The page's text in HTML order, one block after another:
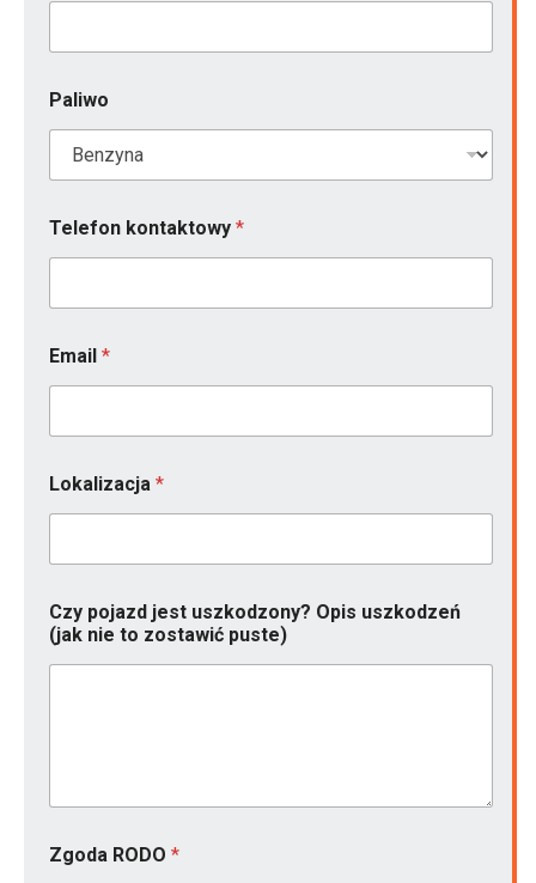
Paliwo
Telefon kontaktowy *
Email *
Lokalizacja *
p
r
o
o
j
Czy pojazd jest uszkodzony? Opis uszkodzeń
(jak nie to zostawić puste)
Zgoda RODO *